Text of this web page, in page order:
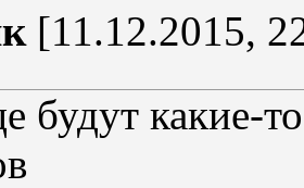
[11.12.2015,
будут какие-